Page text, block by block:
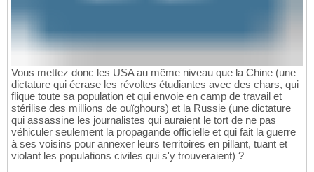
Vous mettez donc les USA au même niveau que la Chine (une
dictature qui écrase les révoltes étudiantes avec des chars, qui
flique toute sa population et qui envoie en camp de travail et
stérilise des millions de ouïghours) et la Russie (une dictature
qui assassine les journalistes qui auraient le tort de ne pas
véhiculer seulement la propagande officielle et qui fait la guerre
à ses voisins pour annexer leurs territoires en pillant, tuant et
violant les populations civiles qui s'y trouveraient) ?